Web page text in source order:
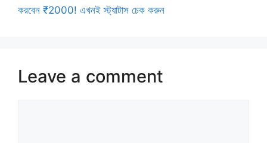
করবেন ₹2000! এখনই স্ট্যাটাস চেক করুন
Leave a comment